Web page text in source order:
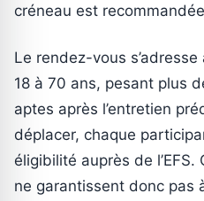
créneau est
Le rendez-vous
18 à 70 ans, pesant plus
aptes après l’entretien
déplacer, chaque
éligibilité auprès de
ne garantissent donc pas